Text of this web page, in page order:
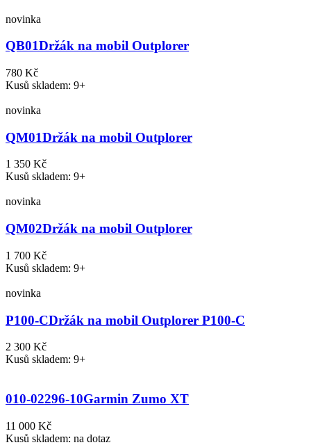
novinka
QB01Držák na mobil Outplorer
780 Kč
Kusů skladem: 9+
novinka
QM01Držák na mobil Outplorer
1 350 Kč
Kusů skladem: 9+
novinka
QM02Držák na mobil Outplorer
1 700 Kč
Kusů skladem: 9+
novinka
P100-CDržák na mobil Outplorer P100-C
2 300 Kč
Kusů skladem: 9+
010-02296-10Garmin Zumo XT
11 000 Kč
Kusů skladem: na dotaz